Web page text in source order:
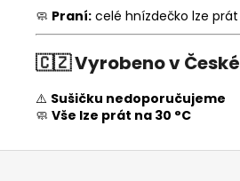
🧼 Praní: celé hnízdečko lze prát
🇨🇿Vyrobeno v
⚠️ Sušičku nedoporučujeme
🧼 Vše lze prát na 30 °C
Z